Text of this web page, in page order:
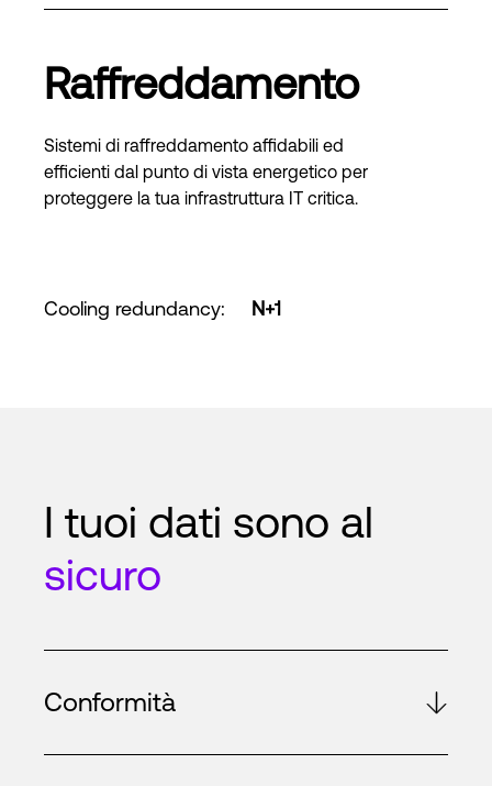
Raffreddamento
Sistemi di raffreddamento affidabili ed
efficienti dal punto di vista energetico per
proteggere la tua infrastruttura IT critica.
Cooling redundancy: N+1
I tuoi dati sono al
sicuro
Conformità